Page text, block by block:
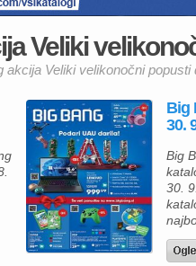
Veliki
akcija Veliki velikonočni popusti
Big
30.
Big
30.